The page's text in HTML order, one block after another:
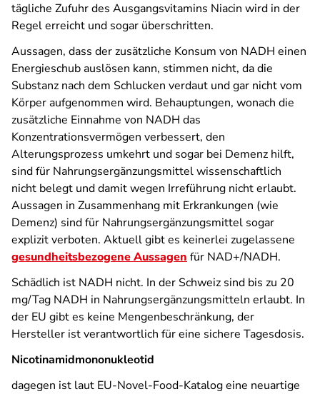
tägliche Zufuhr des Ausgangsvitamins Niacin wird in der
Regel erreicht und sogar überschritten.
Aussagen, dass der zusätzliche Konsum von NADH einen
Energieschub auslösen kann, stimmen nicht, da die
Substanz nach dem Schlucken verdaut und gar nicht vom
Körper aufgenommen wird. Behauptungen, wonach die
zusätzliche Einnahme von NADH das
Konzentrationsvermögen verbessert, den
Alterungsprozess umkehrt und sogar bei Demenz hilft,
sind für Nahrungsergänzungsmittel wissenschaftlich
nicht belegt und damit wegen Irreführung nicht erlaubt.
Aussagen in Zusammenhang mit Erkrankungen (wie
Demenz) sind für Nahrungsergänzungsmittel sogar
explizit verboten. Aktuell gibt es keinerlei zugelassene
gesundheitsbezogene Aussagen für NAD+/NADH.
Schädlich ist NADH nicht. In der Schweiz sind bis zu 20
mg/Tag NADH in Nahrungsergänzungsmitteln erlaubt. In
der EU gibt es keine Mengenbeschränkung, der
Hersteller ist verantwortlich für eine sichere Tagesdosis.
Nicotinamidmononukleotid
dagegen ist laut EU-Novel-Food-Katalog eine neuartige